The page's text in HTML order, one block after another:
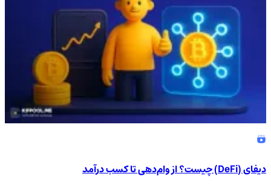
دیفای (DeFi) چیست؟ از وام‌دهی تا کسب درآمد